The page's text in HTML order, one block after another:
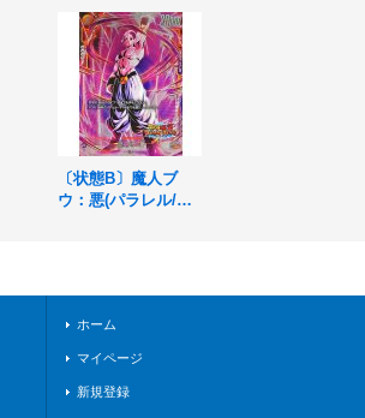
〔状態B〕魔人ブ
ウ：悪(パラレル/DO
ホーム
マイページ
新規登録